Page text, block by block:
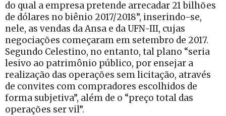
do qual a empresa pretende arrecadar 21 bilhões
de dólares no biênio 2017/2018”, inserindo-se,
nele, as vendas da Ansa e da UFN-III, cujas
negociações começaram em setembro de 2017.
Segundo Celestino, no entanto, tal plano “seria
lesivo ao patrimônio público, por ensejar a
realização das operações sem licitação, através
de convites com compradores escolhidos de
forma subjetiva”, além de o “preço total das
operações ser vil”.